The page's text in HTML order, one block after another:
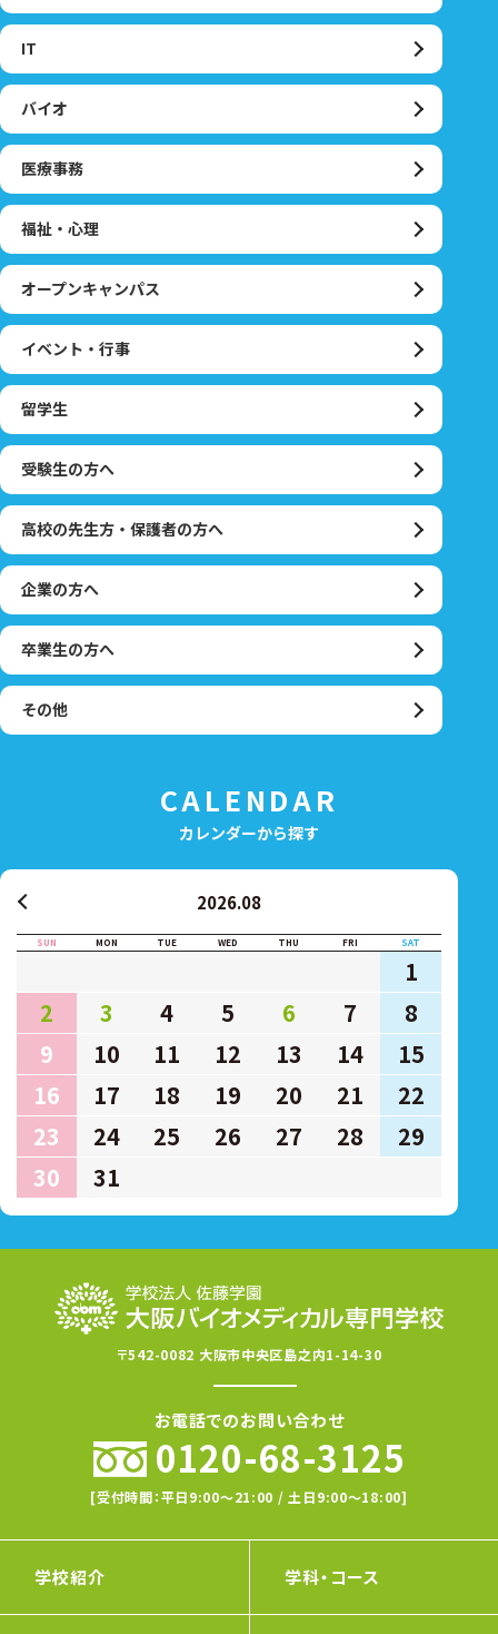
IT
バイオ
医療事務
福祉・心理
オープンキャンパス
イベント・行事
留学生
受験生の方へ
高校の先生方・保護者の方へ
企業の方へ
卒業生の方へ
その他
CALENDAR
カレンダーから探す
2026.08
SUN MON TUE WED THU FRI SAT
1
2
3 4 5 6 7
8
9
10 11 12 13 14
15
16
17 18 19 20 21
22
23
24 25 26 27 28
29
30
31
〒542-0082 大阪市中央区島之内1-14-30
お電話でのお問い合わせ
0120-68-3125
[受付時間：平日9:00〜21:00 / 土日9:00〜18:00]
学校紹介 学科・コース